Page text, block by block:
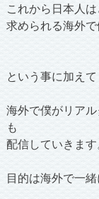
これから日本人
求められる海外
という事に加えて
海外で僕がリア
も
配信していきます
目的は海外で一